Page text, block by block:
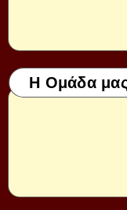
Η Ομάδα